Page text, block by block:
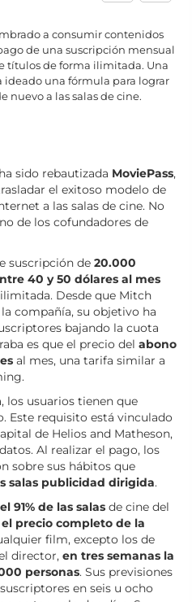
a consumir contenidos
de una suscripción mensual
títulos de forma ilimitada. Una
una fórmula para lograr
nuevo a las salas de cine.
sido rebautizada MoviePass,
el exitoso modelo de
a las salas de cine. No
de los cofundadores de
suscripción de 20.000
40 y 50 dólares al mes
Desde que Mitch
compañía, su objetivo ha
bajando la cuota
es que el precio del abono
al mes, una tarifa similar a
los usuarios tienen que
Este requisito está vinculado
de Helios and Matheson,
Al realizar el pago, los
sobre sus hábitos que
salas publicidad dirigida.
91% de las salas de cine del
precio completo de la
film, excepto los de
director, en tres semanas la
personas. Sus previsiones
en seis u ocho